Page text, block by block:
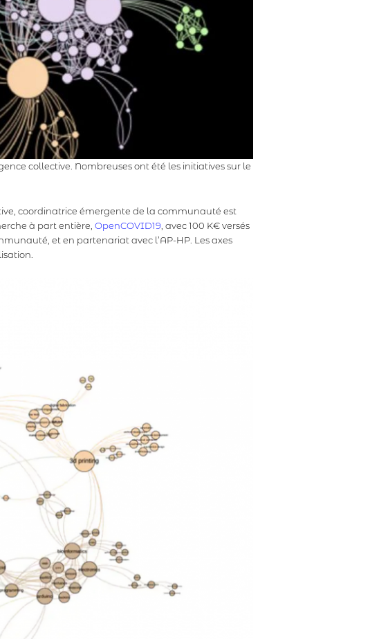
collective. Nombreuses ont été les initiatives sur le
coordinatrice émergente de la communauté est
à part entière, OpenCOVID19 , avec 100 K€ versés
et en partenariat avec l’AP-HP. Les axes